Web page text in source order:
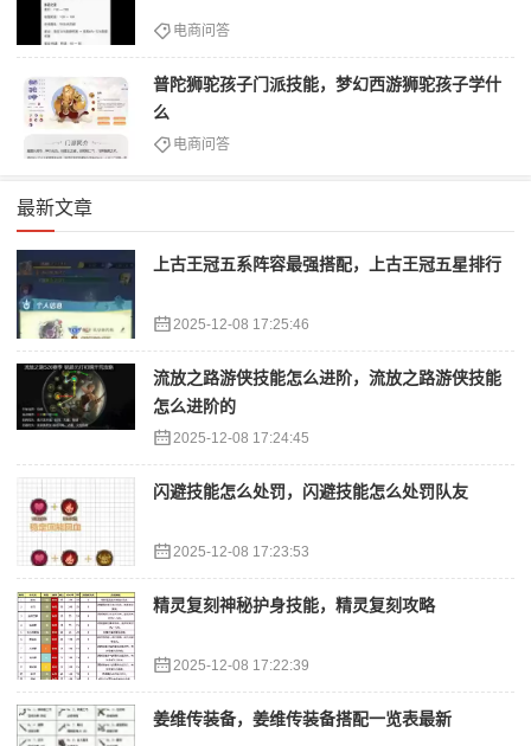
电商问答
普陀狮驼孩子门派技能，梦幻西游狮驼孩子学什
么
电商问答
最新文章
上古王冠五系阵容最强搭配，上古王冠五星排行
2025-12-08 17:25:46
流放之路游侠技能怎么进阶，流放之路游侠技能
怎么进阶的
2025-12-08 17:24:45
闪避技能怎么处罚，闪避技能怎么处罚队友
2025-12-08 17:23:53
精灵复刻神秘护身技能，精灵复刻攻略
2025-12-08 17:22:39
姜维传装备，姜维传装备搭配一览表最新